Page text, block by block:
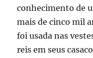
conhecimento de
mais de cinco mil
foi usada nas
reis em seus